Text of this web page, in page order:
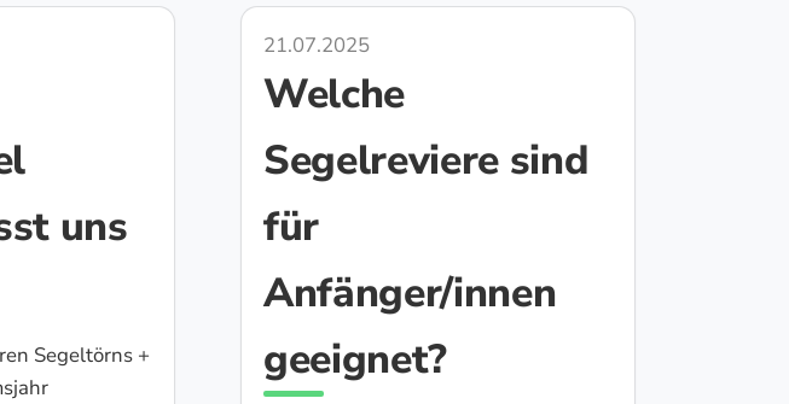
uns
Segeltörns +
21.07.2025
Welche
Segelreviere sind
für
Anfänger/innen
geeignet?